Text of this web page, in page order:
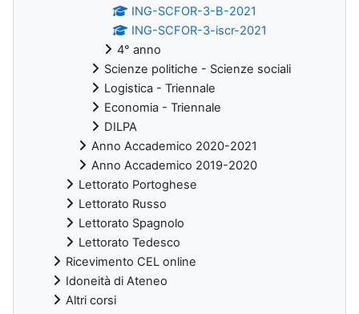
ING-SCFOR-3-B-2021
ING-SCFOR-3-iscr-2021
4° anno
Scienze politiche - Scienze sociali
Logistica - Triennale
Economia - Triennale
DILPA
Anno Accademico 2020-2021
Anno Accademico 2019-2020
Lettorato Portoghese
Lettorato Russo
Lettorato Spagnolo
Lettorato Tedesco
Ricevimento CEL online
Idoneità di Ateneo
Altri corsi